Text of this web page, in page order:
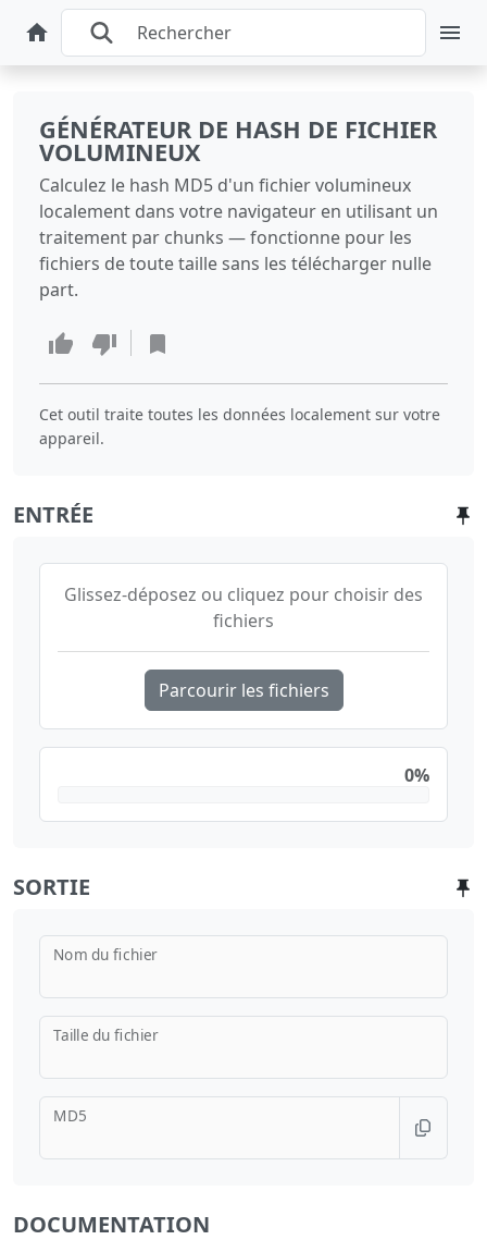
GÉNÉRATEUR DE HASH DE FICHIER
VOLUMINEUX
Calculez le hash MD5 d'un fichier volumineux
localement dans votre navigateur en utilisant un
traitement par chunks — fonctionne pour les
fichiers de toute taille sans les télécharger nulle
part.
Cet outil traite toutes les données localement sur votre
appareil.
ENTRÉE
Glissez-déposez ou cliquez pour choisir des
fichiers
Parcourir les fichiers
0%
SORTIE
Nom du fichier
Taille du fichier
MD5
DOCUMENTATION